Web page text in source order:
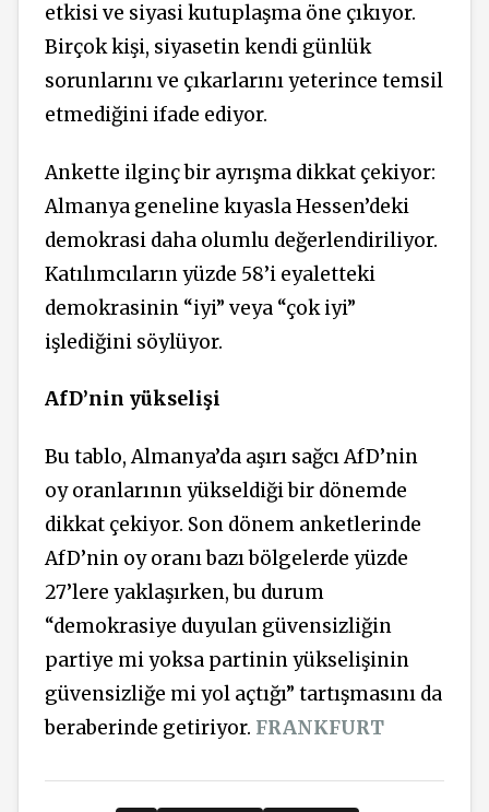
etkisi ve siyasi kutuplaşma öne çıkıyor.
Birçok kişi, siyasetin kendi günlük
sorunlarını ve çıkarlarını yeterince temsil
etmediğini ifade ediyor.
Ankette ilginç bir ayrışma dikkat çekiyor:
Almanya geneline kıyasla Hessen’deki
demokrasi daha olumlu değerlendiriliyor.
Katılımcıların yüzde 58’i eyaletteki
demokrasinin “iyi” veya “çok iyi”
işlediğini söylüyor.
AfD’nin yükselişi
Bu tablo, Almanya’da aşırı sağcı AfD’nin
oy oranlarının yükseldiği bir dönemde
dikkat çekiyor. Son dönem anketlerinde
AfD’nin oy oranı bazı bölgelerde yüzde
27’lere yaklaşırken, bu durum
“demokrasiye duyulan güvensizliğin
partiye mi yoksa partinin yükselişinin
güvensizliğe mi yol açtığı” tartışmasını da
beraberinde getiriyor. FRANKFURT